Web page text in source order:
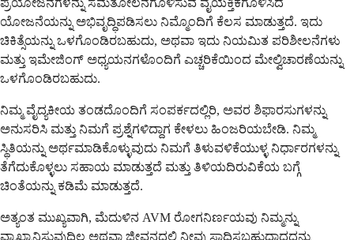
ಪ್ರಯೋಜನಗಳನ್ನು ಸಮತೋಲನಗೊಳಿಸುವ ವೈಯಕ್ತಿಕಗೊಳಿಸಿದ
ಯೋಜನೆಯನ್ನು ಅಭಿವೃದ್ಧಿಪಡಿಸಲು ನಿಮ್ಮೊಂದಿಗೆ ಕೆಲಸ ಮಾಡುತ್ತದೆ. ಇದು
ಚಿಕಿತ್ಸೆಯನ್ನು ಒಳಗೊಂಡಿರಬಹುದು, ಅಥವಾ ಇದು ನಿಯಮಿತ ಪರಿಶೀಲನೆಗಳು
ಮತ್ತು ಇಮೇಜಿಂಗ್ ಅಧ್ಯಯನಗಳೊಂದಿಗೆ ಎಚ್ಚರಿಕೆಯಿಂದ ಮೇಲ್ವಿಚಾರಣೆಯನ್ನು
ಒಳಗೊಂಡಿರಬಹುದು.
ನಿಮ್ಮ ವೈದ್ಯಕೀಯ ತಂಡದೊಂದಿಗೆ ಸಂಪರ್ಕದಲ್ಲಿರಿ, ಅವರ ಶಿಫಾರಸುಗಳನ್ನು
ಅನುಸರಿಸಿ ಮತ್ತು ನಿಮಗೆ ಪ್ರಶ್ನೆಗಳಿದ್ದಾಗ ಕೇಳಲು ಹಿಂಜರಿಯಬೇಡಿ. ನಿಮ್ಮ
ಸ್ಥಿತಿಯನ್ನು ಅರ್ಥಮಾಡಿಕೊಳ್ಳುವುದು ನಿಮಗೆ ತಿಳುವಳಿಕೆಯುಳ್ಳ ನಿರ್ಧಾರಗಳನ್ನು
ತೆಗೆದುಕೊಳ್ಳಲು ಸಹಾಯ ಮಾಡುತ್ತದೆ ಮತ್ತು ತಿಳಿಯದಿರುವಿಕೆಯ ಬಗ್ಗೆ
ಚಿಂತೆಯನ್ನು ಕಡಿಮೆ ಮಾಡುತ್ತದೆ.
ಅತ್ಯಂತ ಮುಖ್ಯವಾಗಿ, ಮೆದುಳಿನ AVM ರೋಗನಿರ್ಣಯವು ನಿಮ್ಮನ್ನು
ವ್ಯಾಖ್ಯಾನಿಸುವುದಿಲ್ಲ ಅಥವಾ ಜೀವನದಲ್ಲಿ ನೀವು ಸಾಧಿಸಬಹುದಾದದ್ದನ್ನು